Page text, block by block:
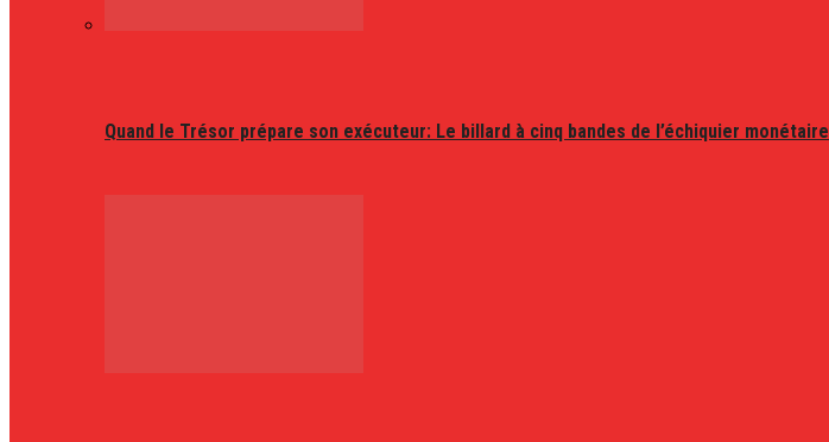
Quand le Trésor prépare son exécuteur: Le billard à cinq bandes de l’échiquier monétaire